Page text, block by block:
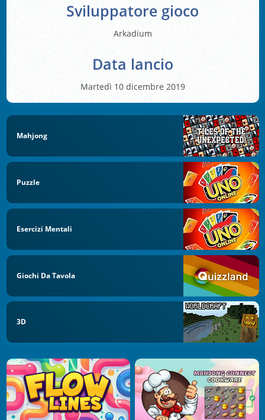
Sviluppatore gioco
Arkadium
Data lancio
Martedì 10 dicembre 2019
Mahjong
Puzzle
Esercizi Mentali
Giochi Da Tavola
3D